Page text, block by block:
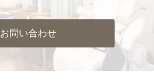
お問い合わせ